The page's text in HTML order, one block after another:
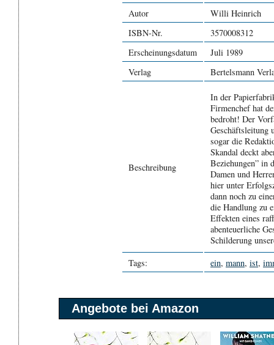
Autor
Willi Heinrich
ISBN-Nr.
3570008312
Erscheinungsdatum
Juli 1989
Verlag
Bertelsmann
Beschreibung
In der
Firmenchef hat
bedroht! Der
Geschäftsleitung
sogar die
Skandal deckt
Beziehungen” in
Damen und
hier unter
dann noch zu
die Handlung zu
Effekten eines
abenteuerliche
Schilderung
Tags:
ein, mann, ist,
Angebote bei Amazon